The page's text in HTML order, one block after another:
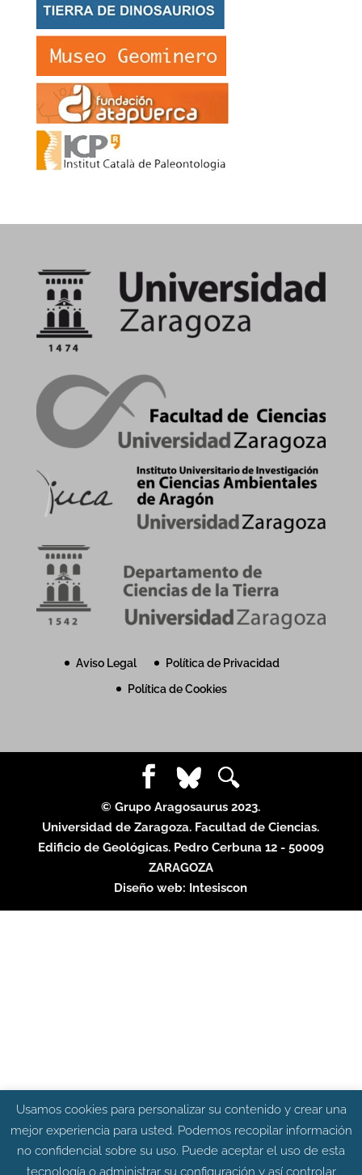
Aviso Legal
Política de Privacidad
Política de Cookies
© Grupo Aragosaurus 2023.
Universidad de Zaragoza. Facultad de Ciencias.
Edificio de Geológicas. Pedro Cerbuna 12 - 50009
ZARAGOZA
Diseño web: Intesiscon
Usamos cookies para personalizar su contenido y crear una
mejor experiencia para usted. Podemos recopilar información
no confidencial sobre su uso. Puede aceptar el uso de esta
tecnología o administrar su configuración y así controlar